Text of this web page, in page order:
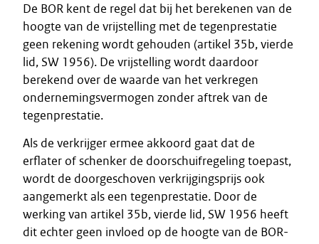
De BOR kent de regel dat bij het berekenen van de
hoogte van de vrijstelling met de tegenprestatie
geen rekening wordt gehouden (artikel 35b, vierde
lid, SW 1956). De vrijstelling wordt daardoor
berekend over de waarde van het verkregen
ondernemingsvermogen zonder aftrek van de
tegenprestatie.
Als de verkrijger ermee akkoord gaat dat de
erflater of schenker de doorschuifregeling toepast,
wordt de doorgeschoven verkrijgingsprijs ook
aangemerkt als een tegenprestatie. Door de
werking van artikel 35b, vierde lid, SW 1956 heeft
dit echter geen invloed op de hoogte van de BOR-